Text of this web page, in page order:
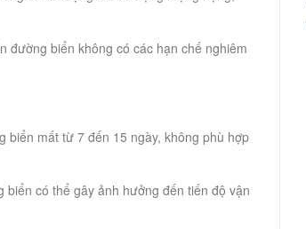
đường biển không có các hạn chế nghiêm
biển mất từ 7 đến 15 ngày, không phù hợp
có thể gây ảnh hưởng đến tiến độ vận